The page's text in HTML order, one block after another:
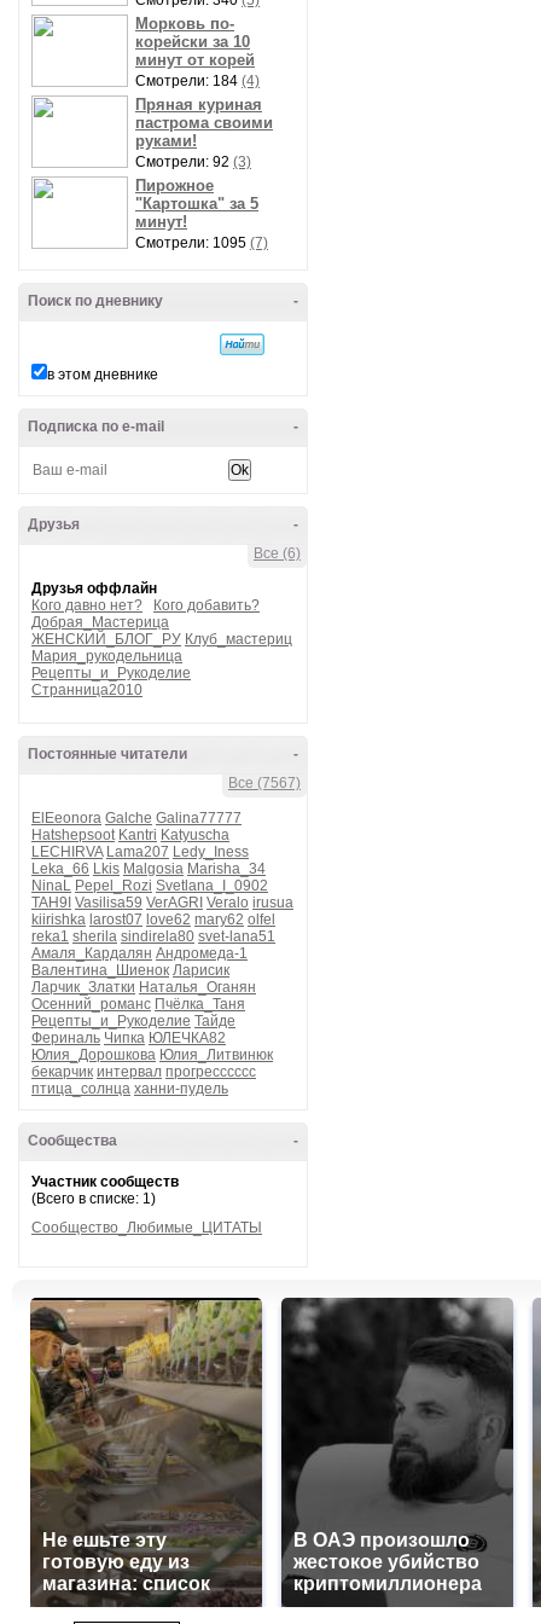
Морковь по-
корейски за 10
минут от корей
Смотрели: 184 (4)
Пряная куриная
пастрома своими
руками!
Смотрели: 92 (3)
Пирожное
"Картошка" за 5
минут!
Смотрели: 1095 (7)
-
Поиск по дневнику
в этом дневнике
-
Подписка по e-mail
-
Друзья
Все (6)
Друзья оффлайн
Кого давно нет?
Кого добавить?
Добрая_Мастерица
ЖЕНСКИЙ_БЛОГ_РУ Клуб_мастериц
Мария_рукодельница
Рецепты_и_Рукоделие
Странница2010
-
Постоянные читатели
Все (7567)
ElEeonora Galche Galina77777
Hatshepsoot Kantri Katyuscha
LECHIRVA Lama207 Ledy_Iness
Leka_66 Lkis Malgosia Marisha_34
NinaL Pepel_Rozi Svetlana_I_0902
TAH9I Vasilisa59 VerAGRI Veralo irusua
kiirishka larost07 love62 mary62 olfel
reka1 sherila sindirela80 svet-lana51
Амаля_Кардалян Андромеда-1
Валентина_Шиенок Ларисик
Ларчик_Златки Наталья_Оганян
Осенний_романс Пчёлка_Таня
Рецепты_и_Рукоделие Тайде
Фериналь Чипка ЮЛЕЧКА82
Юлия_Дорошкова Юлия_Литвинюк
бекарчик интервал прогресссссс
птица_солнца ханни-пудель
-
Сообщества
Участник сообществ
(Всего в списке: 1)
Сообщество_Любимые_ЦИТАТЫ
Не ешьте эту
готовую еду из
магазина: список
В ОАЭ произошло
жестокое убийство
криптомиллионера